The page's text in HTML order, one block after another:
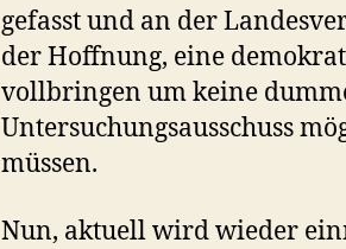
gefasst und an der
der Hoffnung, eine
vollbringen um keine
Untersuchungsausschuss
müssen.
Nun, aktuell wird wieder